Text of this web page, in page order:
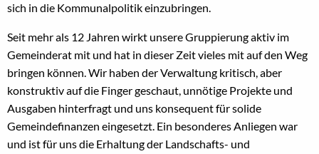
sich in die Kommunalpolitik einzubringen.
Seit mehr als 12 Jahren wirkt unsere Gruppierung aktiv im
Gemeinderat mit und hat in dieser Zeit vieles mit auf den Weg
bringen können. Wir haben der Verwaltung kritisch, aber
konstruktiv auf die Finger geschaut, unnötige Projekte und
Ausgaben hinterfragt und uns konsequent für solide
Gemeindefinanzen eingesetzt. Ein besonderes Anliegen war
und ist für uns die Erhaltung der Landschafts- und